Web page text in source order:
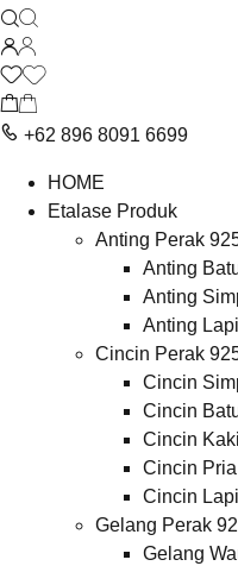
+62 896 8091 6699
HOME
Etalase Produk
Anting Perak
Anting
Anting
Anting
Cincin Perak
Cincin
Cincin
Cincin Kaki
Cincin Pria
Cincin
Gelang Perak
Gelang